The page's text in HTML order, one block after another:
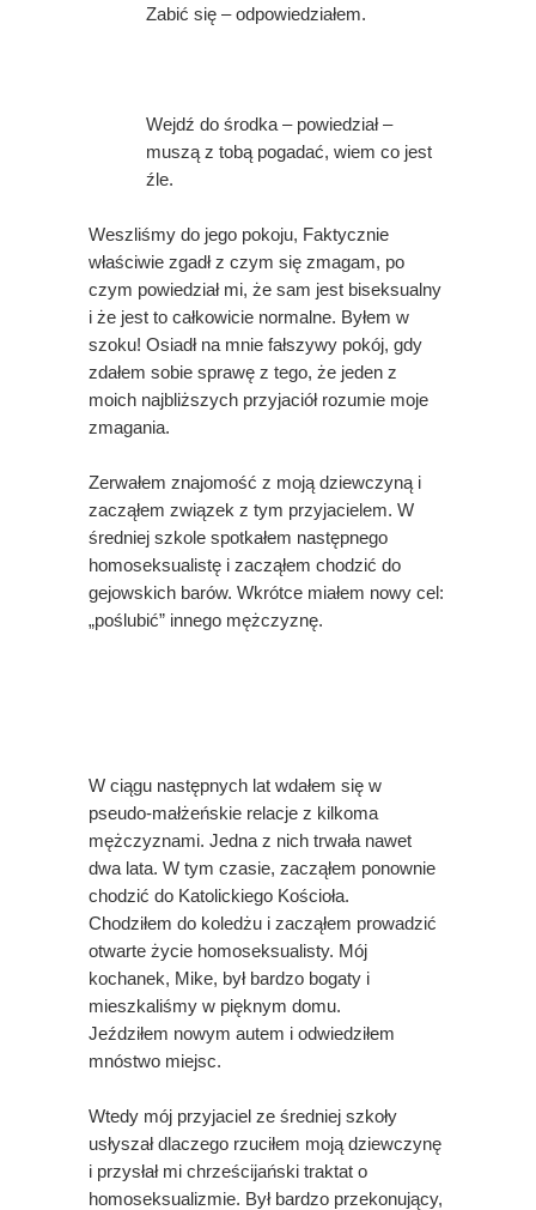
Zabić się – odpowiedziałem.
Wejdź do środka – powiedział –
muszą z tobą pogadać, wiem co jest
źle.
Weszliśmy do jego pokoju, Faktycznie
właściwie zgadł z czym się zmagam, po
czym powiedział mi, że sam jest biseksualny
i że jest to całkowicie normalne. Byłem w
szoku! Osiadł na mnie fałszywy pokój, gdy
zdałem sobie sprawę z tego, że jeden z
moich najbliższych przyjaciół rozumie moje
zmagania.
Zerwałem znajomość z moją dziewczyną i
zacząłem związek z tym przyjacielem. W
średniej szkole spotkałem następnego
homoseksualistę i zacząłem chodzić do
gejowskich barów. Wkrótce miałem nowy cel:
„poślubić” innego mężczyznę.
W ciągu następnych lat wdałem się w
pseudo-małżeńskie relacje z kilkoma
mężczyznami. Jedna z nich trwała nawet
dwa lata. W tym czasie, zacząłem ponownie
chodzić do Katolickiego Kościoła.
Chodziłem do koledżu i zacząłem prowadzić
otwarte życie homoseksualisty. Mój
kochanek, Mike, był bardzo bogaty i
mieszkaliśmy w pięknym domu.
Jeździłem nowym autem i odwiedziłem
mnóstwo miejsc.
Wtedy mój przyjaciel ze średniej szkoły
usłyszał dlaczego rzuciłem moją dziewczynę
i przysłał mi chrześcijański traktat o
homoseksualizmie. Był bardzo przekonujący,